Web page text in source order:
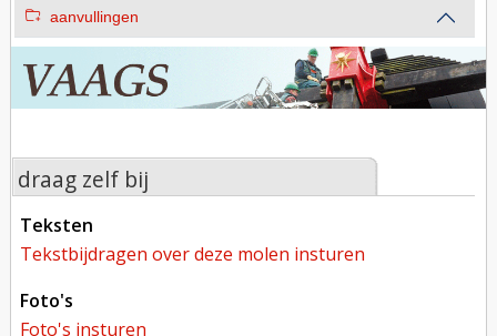
aanvullingen
draag zelf bij
teksten
tekstbijdragen over deze molen insturen
foto's
foto's insturen